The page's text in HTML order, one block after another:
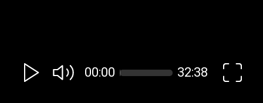
00:00 32:38